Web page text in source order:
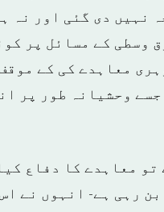
نہیں دی گئی اور نہ
وسطی کے مسائل پر
معاہدے کی کے
وحشیانہ طور پر
معاہدے کا دفاع
رہی ہے- انہوں نے